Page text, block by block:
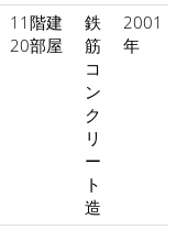
11階建
20部屋
鉄
筋
コ
ン
ク
リ
ー
ト
造
2001
年